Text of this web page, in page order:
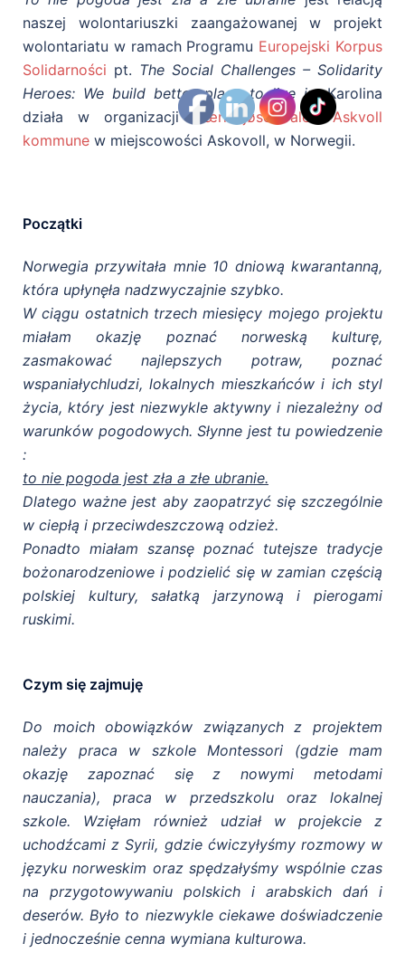
naszej wolontariuszki zaangażowanej w projekt
wolontariatu w ramach Programu Europejski Korpus
Solidarności pt. The Social Challenges – Solidarity
Heroes: We build better place to live in. Karolina
działa w organizacji Nærmiljøsentralen Askvoll
kommune w miejscowości Askovoll, w Norwegii.
Początki
Norwegia przywitała mnie 10 dniową kwarantanną,
która upłynęła nadzwyczajnie szybko.
W ciągu ostatnich trzech miesięcy mojego projektu
miałam okazję poznać norweską kulturę,
zasmakować najlepszych potraw, poznać
wspaniałychludzi, lokalnych mieszkańców i ich styl
życia, który jest niezwykle aktywny i niezależny od
warunków pogodowych. Słynne jest tu powiedzenie
:
to nie pogoda jest zła a złe ubranie.
Dlatego ważne jest aby zaopatrzyć się szczególnie
w ciepłą i przeciwdeszczową odzież.
Ponadto miałam szansę poznać tutejsze tradycje
bożonarodzeniowe i podzielić się w zamian częścią
polskiej kultury, sałatką jarzynową i pierogami
ruskimi.
Czym się zajmuję
Do moich obowiązków związanych z projektem
należy praca w szkole Montessori (gdzie mam
okazję zapoznać się z nowymi metodami
nauczania), praca w przedszkolu oraz lokalnej
szkole. Wzięłam również udział w projekcie z
uchodźcami z Syrii, gdzie ćwiczyłyśmy rozmowy w
języku norweskim oraz spędzałyśmy wspólnie czas
na przygotowywaniu polskich i arabskich dań i
deserów. Było to niezwykle ciekawe doświadczenie
i jednocześnie cenna wymiana kulturowa.